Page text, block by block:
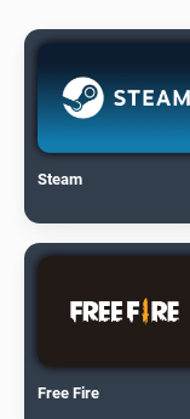
Steam
Free Fire